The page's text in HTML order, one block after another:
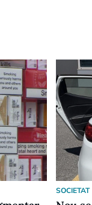
SOCIETAT